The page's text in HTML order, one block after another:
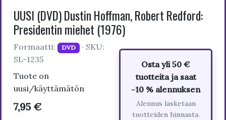
UUSI (DVD) Dustin Hoffman, Robert Redford:
Presidentin miehet (1976)
Formaatti: DVD · SKU:
SL-1235
Tuote on
uusi/käyttämätön
7,95 €
Osta yli 50 €
tuotteita ja saat
-10 % alennuksen
Alennus lasketaan
tuotteiden hinnasta.